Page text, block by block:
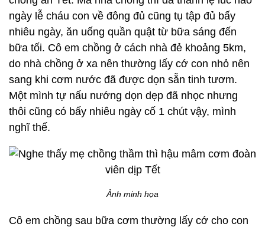
ngày lễ cháu con về đông đủ cũng tụ tập đủ bấy
nhiêu ngày, ăn uống quần quật từ bữa sáng đến
bữa tối. Cô em chồng ở cách nhà đẻ khoảng 5km,
do nhà chồng ở xa nên thường lấy cớ con nhỏ nên
sang khi cơm nước đã được dọn sẵn tinh tươm.
Một mình tự nấu nướng dọn dẹp đã nhọc nhưng
thôi cũng có bấy nhiêu ngày cố 1 chút vậy, mình
nghĩ thế.
Ảnh minh họa
Cô em chồng sau bữa cơm thường lấy cớ cho con